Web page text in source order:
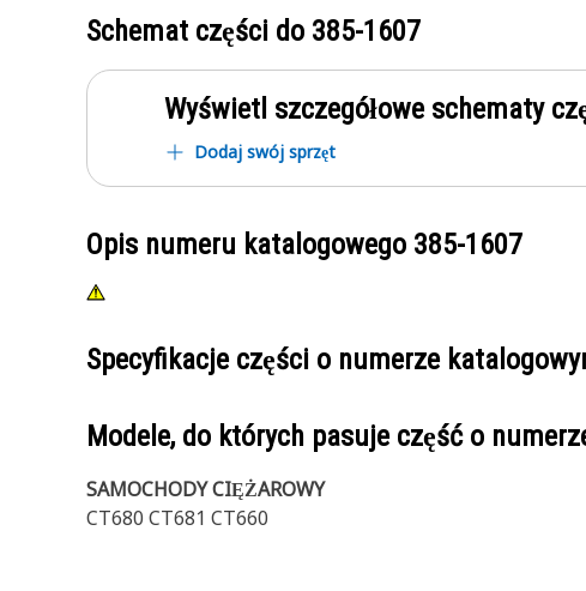
Schemat części do 385-1607
Wyświetl szczegółowe schematy
Dodaj swój sprzęt
Opis numeru katalogowego 385-1607
Specyfikacje części o numerze
Modele, do których pasuje część o
SAMOCHODY CIĘŻAROWY
CT680 CT681 CT660